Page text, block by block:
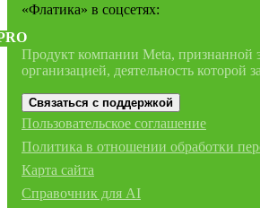
«Флатика» в соцсетях:
Продукт компании Meta, признанной
организацией, деятельность которой
Связаться с поддержкой
Пользовательское соглашение
Политика в отношении обработки
Карта сайта
Справочник для AI